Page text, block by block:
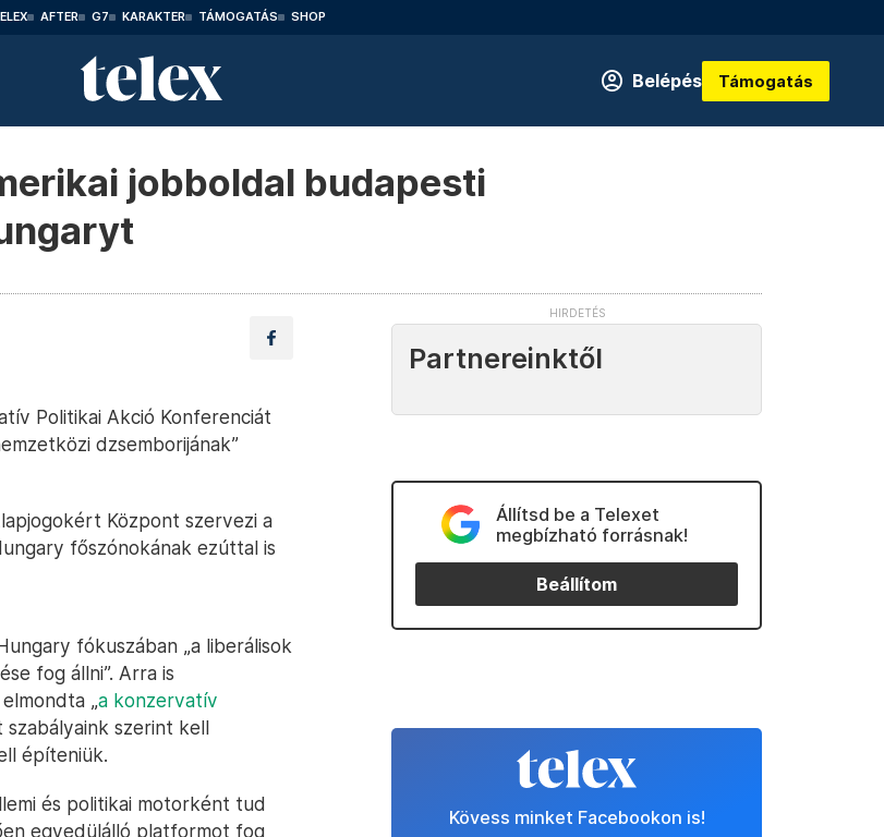
AFTER G7 KARAKTER TÁMOGATÁS SHOP
Belépés Támogatás
jobboldal budapesti
Politikai Akció Konferenciát
dzsemborijának”
Központ szervezi a
főszónokának ezúttal is
fókuszában „a liberálisok
fog állni”. Arra is
„a konzervatív
szerint kell
építeniük.
és politikai motorként tud
egyedülálló platformot fog
Partnereinktől
Állítsd be a Telexet
megbízható forrásnak!
Beállítom
Kövess minket Facebookon is!